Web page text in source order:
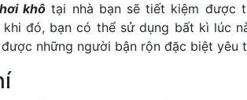
khô tại nhà bạn sẽ tiết kiệm được
đó, bạn có thể sử dụng bất kì lúc
những người bận rộn đặc biệt yêu